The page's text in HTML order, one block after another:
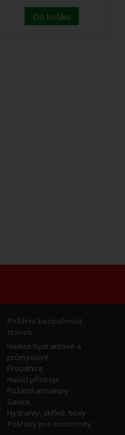
Do košíku
Požární bezpečnost
staveb
Hadice hydrantové a
průmyslové
Proudnice
Hasící přístroje
Požární armatury
Savice
Hydranty, skříně, boxy
Potřeby pro motoristy